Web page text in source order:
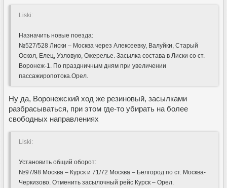
Liski:
Назначить новые поезда:
№527/528 Лиски – Москва через Алексеевку, Валуйки, Старый
Оскол, Елец, Узловую, Ожерелье. Засылка состава в Лиски со ст.
Воронеж-1. По праздничным дням при увеличении
пассажиропотока.Орел.
Ну да, Воронежский ход же резиновый, засылками
разбрасываться, при этом где-то убирать на более
свободных направлениях
Liski:
Установить общий оборот:
№97/98 Москва – Курск и 71/72 Москва – Белгород по ст. Москва-
Черкизово. Отменить засылочный рейс Курск – Орел.